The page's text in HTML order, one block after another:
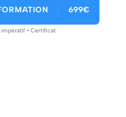
699€
• Certificat